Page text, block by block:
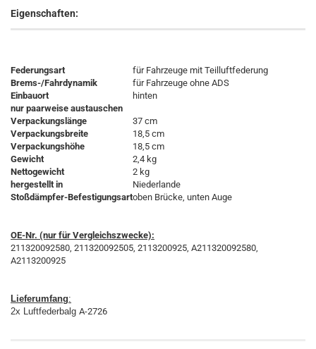
Eigenschaften:
Federungsart
für Fahrzeuge mit Teilluftfederung
Brems-/Fahrdynamik
für Fahrzeuge ohne ADS
Einbauort
hinten
nur paarweise austauschen
Verpackungslänge
37 cm
Verpackungsbreite
18,5 cm
Verpackungshöhe
18,5 cm
Gewicht
2,4 kg
Nettogewicht
2 kg
hergestellt in
Niederlande
Stoßdämpfer-Befestigungsartoben Brücke, unten Auge
OE-Nr. (nur für Vergleichszwecke):
211320092580, 211320092505, 2113200925, A211320092580,
A2113200925
Lieferumfang:
2x Luftfederbalg A-2726